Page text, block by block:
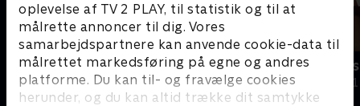
oplevelse af TV 2 PLAY, til statistik og til at
målrette annoncer til dig. Vores
samarbejdspartnere kan anvende cookie-data til
målrettet markedsføring på egne og andres
platforme. Du kan til- og fravælge cookies
herunder, og du kan altid trække dit samtykke
En gang narkostrømer
Dokumentar • 1 sæsoner Dokumentar •